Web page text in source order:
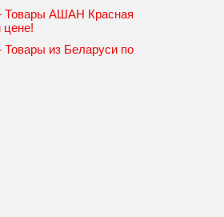
АШАН Красная
цене!
из Беларуси по